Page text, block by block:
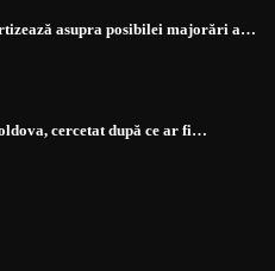
asupra posibilei majorări a…
cercetat după ce ar fi…